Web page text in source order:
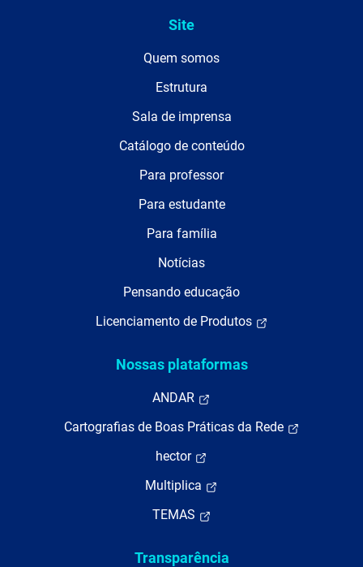
Site
Quem somos
Estrutura
Sala de imprensa
Catálogo de conteúdo
Para professor
Para estudante
Para família
Notícias
Pensando educação
Licenciamento de Produtos
Nossas plataformas
ANDAR
Cartografias de Boas Práticas da Rede
hector
Multiplica
TEMAS
Transparência